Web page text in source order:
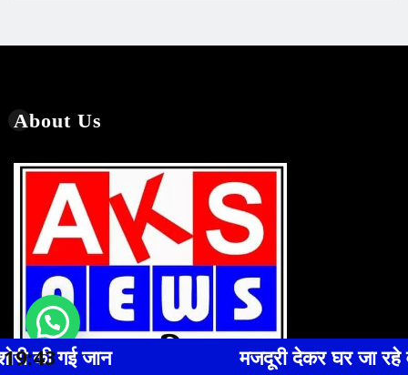
About Us
मजदूरी देकर घर जा रहे वनरक्षक की मौत बनी
19:43